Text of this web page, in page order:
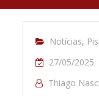
Notícias,
27/05/2025
Thiago